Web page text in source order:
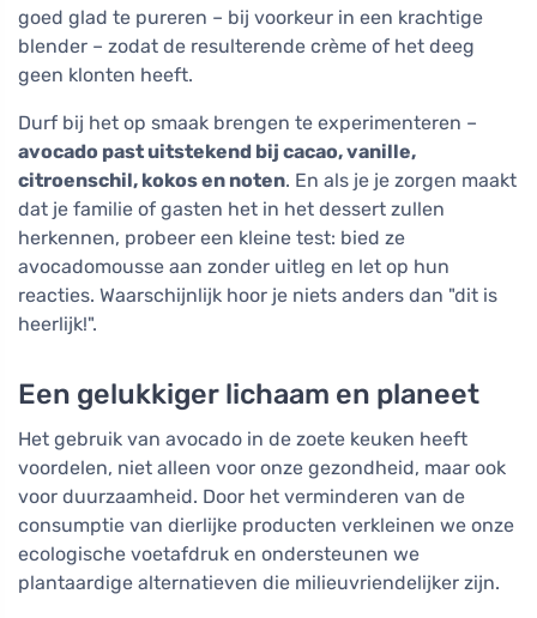
goed glad te pureren – bij voorkeur in een krachtige
blender – zodat de resulterende crème of het deeg
geen klonten heeft.
Durf bij het op smaak brengen te experimenteren –
avocado past uitstekend bij cacao, vanille,
citroenschil, kokos en noten. En als je je zorgen maakt
dat je familie of gasten het in het dessert zullen
herkennen, probeer een kleine test: bied ze
avocadomousse aan zonder uitleg en let op hun
reacties. Waarschijnlijk hoor je niets anders dan "dit is
heerlijk!".
Een gelukkiger lichaam en planeet
Het gebruik van avocado in de zoete keuken heeft
voordelen, niet alleen voor onze gezondheid, maar ook
voor duurzaamheid. Door het verminderen van de
consumptie van dierlijke producten verkleinen we onze
ecologische voetafdruk en ondersteunen we
plantaardige alternatieven die milieuvriendelijker zijn.